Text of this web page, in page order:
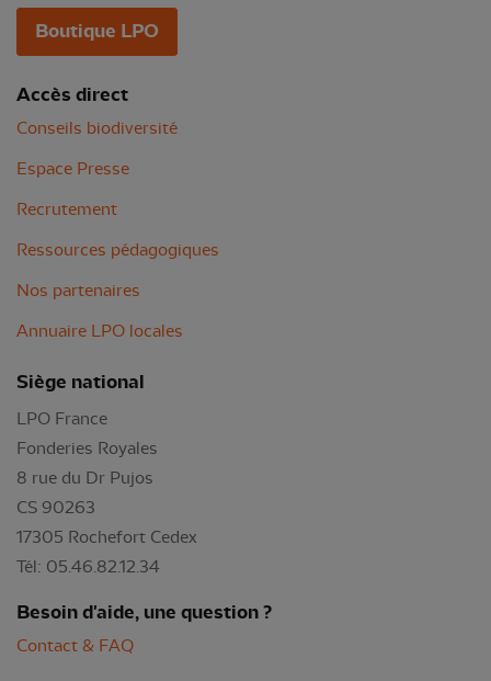
Boutique LPO
Accès direct
Conseils biodiversité
Espace Presse
Recrutement
Ressources pédagogiques
Nos partenaires
Annuaire LPO locales
Siège national
LPO France
Fonderies Royales
8 rue du Dr Pujos
CS 90263
17305 Rochefort Cedex
Tél: 05.46.82.12.34
Besoin d'aide, une question ?
Contact & FAQ